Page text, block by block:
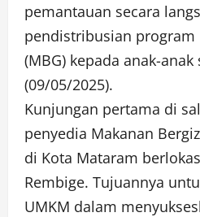
pemantauan secara
pendistribusian program
(MBG) kepada anak-
(09/05/2025).
Kunjungan pertama di
penyedia Makanan
di Kota Mataram
Rembige. Tujuannya
UMKM dalam